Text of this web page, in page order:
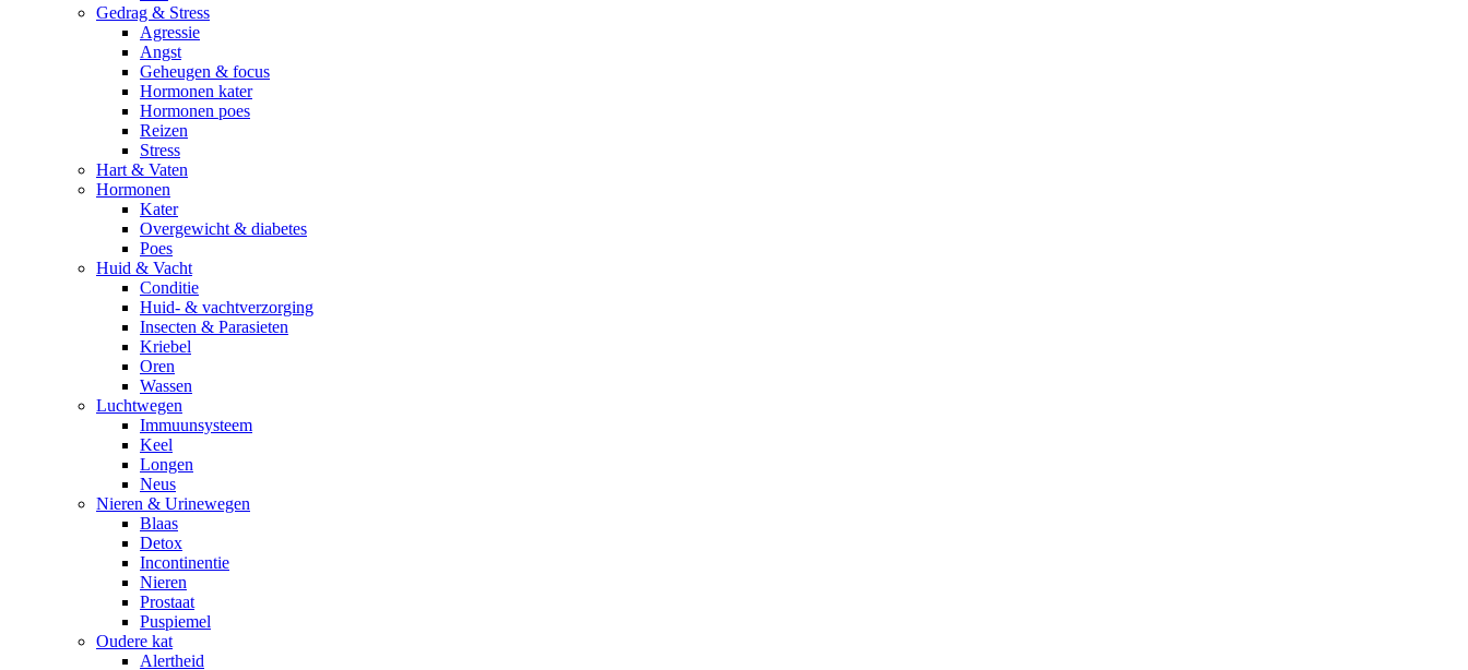
Gedrag & Stress
Agressie
Angst
Geheugen & focus
Hormonen kater
Hormonen poes
Reizen
Stress
Hart & Vaten
Hormonen
Kater
Overgewicht & diabetes
Poes
Huid & Vacht
Conditie
Huid- & vachtverzorging
Insecten & Parasieten
Kriebel
Oren
Wassen
Luchtwegen
Immuunsysteem
Keel
Longen
Neus
Nieren & Urinewegen
Blaas
Detox
Incontinentie
Nieren
Prostaat
Puspiemel
Oudere kat
Alertheid